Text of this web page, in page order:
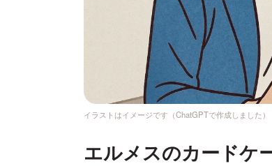
イラストはイメージです（ChatGPTで作成しました）
エルメスのカードケ